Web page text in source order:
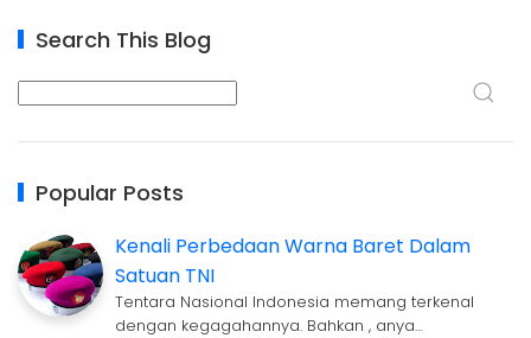
Search This Blog
Popular Posts
Kenali Perbedaan Warna Baret Dalam
Satuan TNI
Tentara Nasional Indonesia memang terkenal
dengan kegagahannya. Bahkan , anya…